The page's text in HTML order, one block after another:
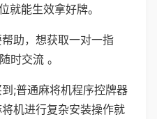
就能生效拿好牌。
助，想获取一对一指
时交流 。
;普通麻将机程序控牌器
机进行复杂安装操作就